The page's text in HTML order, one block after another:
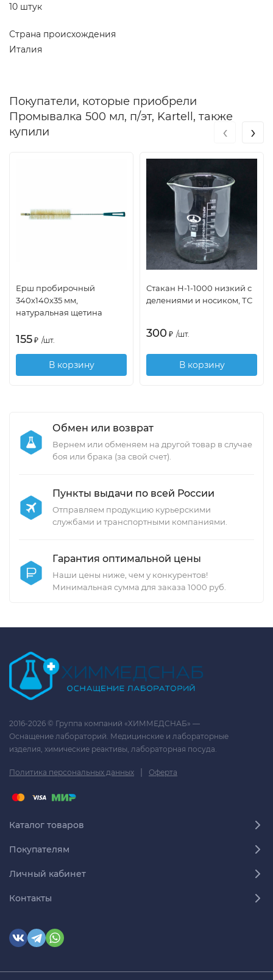
10 штук
Страна происхождения
Италия
Покупатели, которые приобрели
Промывалка 500 мл, п/эт, Kartell, также
купили
Ерш пробирочный
340х140х35 мм,
натуральная щетина
155 ₽ /шт.
В корзину
Стакан Н-1-1000 низкий с
делениями и носиком, ТС
300 ₽ /шт.
В корзину
‹ ›
Обмен или возврат
Вернем или обменяем на другой товар в случае
боя или брака (за свой счет).
Пункты выдачи по всей России
Отправляем продукцию курьерскими
службами и транспортными компаниями.
Гарантия оптимальной цены
Наши цены ниже, чем у конкурентов!
Минимальная сумма для заказа 1000 руб.
2016-2026 © Группа компаний «ХИММЕДСНАБ» —
Оснащение лабораторий. Медицинские и лабораторные
изделия, химические реактивы, лабораторная посуда.
Политика персональных данных | Оферта
Каталог товаров
Покупателям
Личный кабинет
Контакты